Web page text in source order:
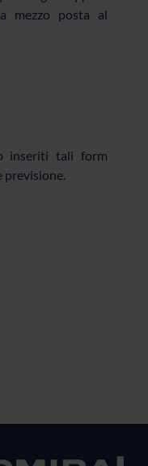
mezzo posta al
inseriti tali form
previsione.